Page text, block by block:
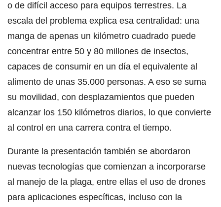
o de difícil acceso para equipos terrestres. La
escala del problema explica esa centralidad: una
manga de apenas un kilómetro cuadrado puede
concentrar entre 50 y 80 millones de insectos,
capaces de consumir en un día el equivalente al
alimento de unas 35.000 personas. A eso se suma
su movilidad, con desplazamientos que pueden
alcanzar los 150 kilómetros diarios, lo que convierte
al control en una carrera contra el tiempo.
Durante la presentación también se abordaron
nuevas tecnologías que comienzan a incorporarse
al manejo de la plaga, entre ellas el uso de drones
para aplicaciones específicas, incluso con la